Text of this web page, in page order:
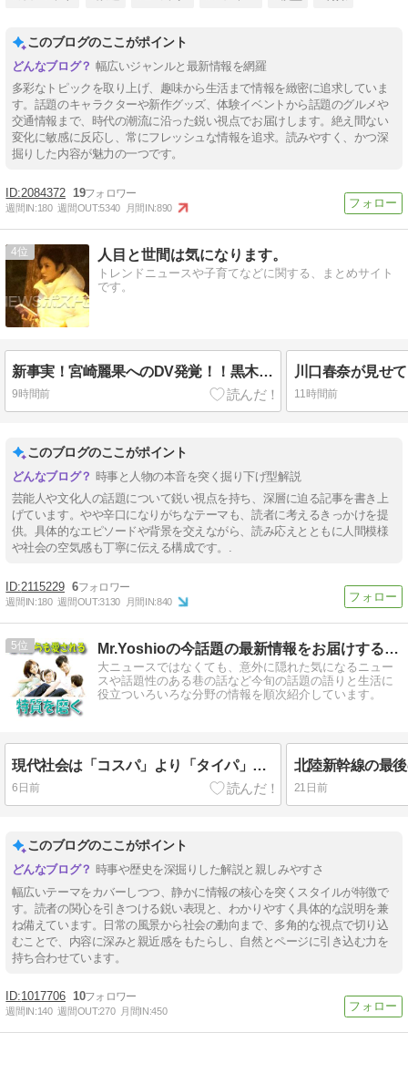
このブログのここがポイント
幅広いジャンルと最新情報を網羅
多彩なトピックを取り上げ、趣味から生活まで情報を緻密に追求していま
す。話題のキャラクターや新作グッズ、体験イベントから話題のグルメや
交通情報まで、時代の潮流に沿った鋭い視点でお届けします。絶え間ない
変化に敏感に反応し、常にフレッシュな情報を追求。読みやすく、かつ深
掘りした内容が魅力の一つです。
2084372 19
週間IN:180 週間OUT:5340 月間IN:890
4 人目と世間は気になります。
トレンドニュースや子育てなどに関する、まとめサイト
です。
新事実！宮崎麗果へのDV発覚！！黒木啓司が警察沙汰！意味深動画も。※私の本音
9時間前 11時間前
このブログのここがポイント
時事と人物の本音を突く掘り下げ型解説
芸能人や文化人の話題について鋭い視点を持ち、深層に迫る記事を書き上
げています。やや辛口になりがちなテーマも、読者に考えるきっかけを提
供。具体的なエピソードや背景を交えながら、読み応えとともに人間模様
や社会の空気感も丁寧に伝える構成です。.
2115229 6
週間IN:180 週間OUT:3130 月間IN:840
5 Mr.Yoshioの今話題の最新情報をお届けするブログ
大ニュースではなくても、意外に隠れた気になるニュー
スや話題性のある巷の話など今旬の話題の語りと生活に
役立ついろいろな分野の情報を順次紹介しています。
現代社会は「コスパ」より「タイパ」の時代なのか？
6日前 21日前
このブログのここがポイント
時事や歴史を深掘りした解説と親しみやすさ
幅広いテーマをカバーしつつ、静かに情報の核心を突くスタイルが特徴で
す。読者の関心を引きつける鋭い表現と、わかりやすく具体的な説明を兼
ね備えています。日常の風景から社会の動向まで、多角的な視点で切り込
むことで、内容に深みと親近感をもたらし、自然とページに引き込む力を
持ち合わせています。
1017706 10
週間IN:140 週間OUT:270 月間IN:450